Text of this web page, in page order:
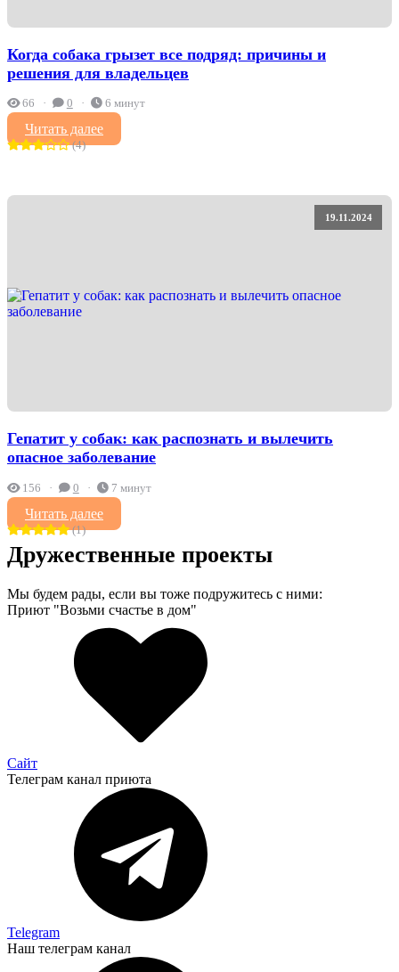
Когда собака грызет все подряд: причины и
решения для владельцев
66 0 6 минут
Читать далее
(4)
19.11.2024
Гепатит у собак: как распознать и вылечить
опасное заболевание
156 0 7 минут
Читать далее
(1)
Дружественные проекты
Мы будем рады, если вы тоже подружитесь с ними:
Приют "Возьми счастье в дом"
Сайт
Телеграм канал приюта
Telegram
Наш телеграм канал